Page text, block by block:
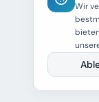
Wir